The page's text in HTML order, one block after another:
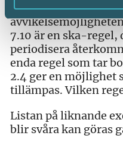
Men vad gäller om
7.10 är en ska-
periodisera
enda regel som tar
2.4 ger en möjlighet
tillämpas. Vilken
Listan på liknande
blir svåra kan göras